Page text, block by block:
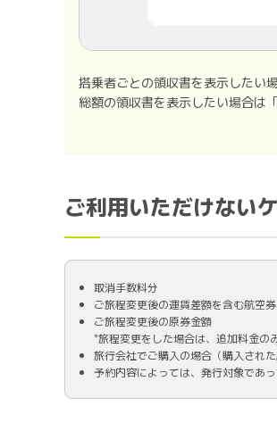
搭乗者ごとの領収書を表示したい
総額の領収書を表示したい場合は
ご利用いただけない
取消手数料分
ご旅程変更後の運賃差額を含む航空
ご旅程変更後の原券金額
*旅程変更をした場合は、追加料金の
旅行会社でご購入の場合（購入され
予約内容によっては、発行対象であ